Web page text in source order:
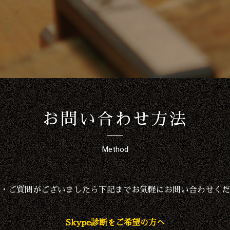
お問い合わせ方法
Method
ご質問がございましたら下記までお気軽にお問い合わせく
Skype診断をご希望の方へ